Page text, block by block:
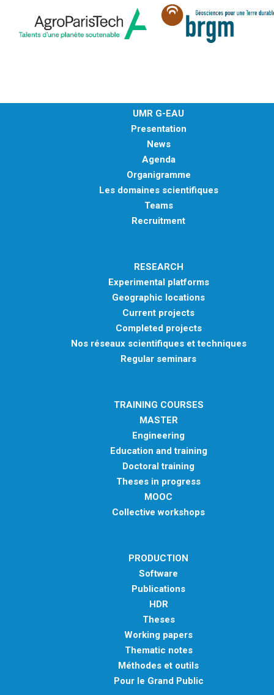
UMR G-EAU
Presentation
News
Agenda
Organigramme
Les domaines scientifiques
Teams
Recruitment
RESEARCH
Experimental platforms
Geographic locations
Current projects
Completed projects
Nos réseaux scientifiques et techniques
Regular seminars
TRAINING COURSES
MASTER
Engineering
Education and training
Doctoral training
Theses in progress
MOOC
Collective workshops
PRODUCTION
Software
Publications
HDR
Theses
Working papers
Thematic notes
Méthodes et outils
Pour le Grand Public